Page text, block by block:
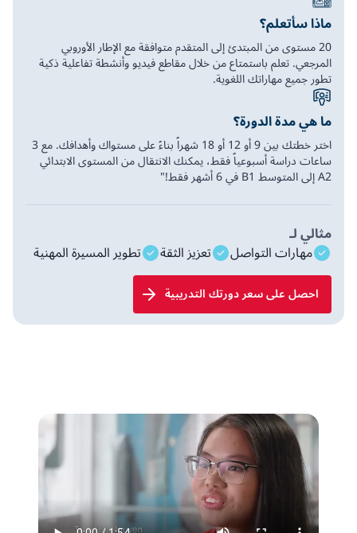
ماذا سأتعلم؟
20 مستوى من المبتدئ إلى المتقدم متوافقة مع الإطار الأوروبي
المرجعي. تعلم باستمتاع من خلال مقاطع فيديو وأنشطة تفاعلية ذكية
تطور جميع مهاراتك اللغوية.
ما هي مدة الدورة؟
اختر خطتك بين 9 أو 12 أو 18 شهراً بناءً على مستواك وأهدافك. مع 3
ساعات دراسة أسبوعياً فقط، يمكنك الانتقال من المستوى الابتدائي
A2 إلى المتوسط B1 في 6 أشهر فقط!"
مثالي لـ
مهارات التواصل تعزيز الثقة تطوير المسيرة المهنية
احصل على سعر دورتك التدريبية